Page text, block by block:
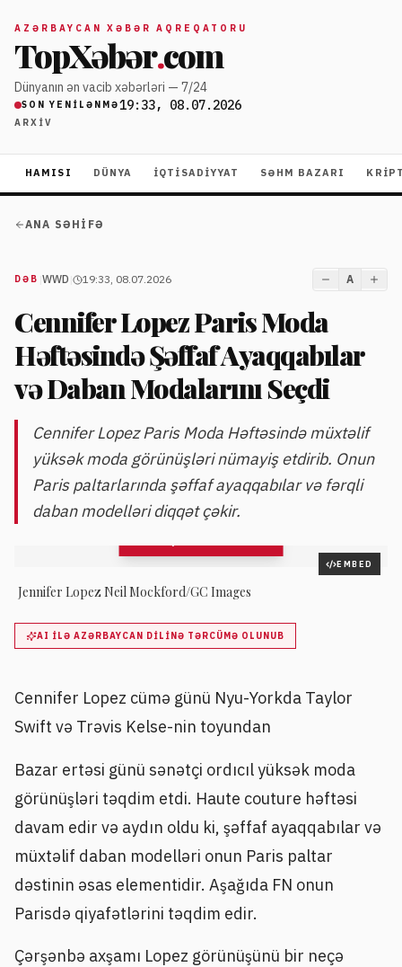
AZƏRBAYCAN XƏBƏR AQREQATORU
TopXəbər.com
Dünyanın ən vacib xəbərləri — 7/24
SON YENILƏNMƏ19:33, 08.07.2026
ARXIV
HAMISI DÜNYA İQTISADIYYAT SƏHM BAZARI
ANA SƏHIFƏ
DƏB WWD 19:33, 08.07.2026 A
Cennifer Lopez Paris Moda
Həftəsində Şəffaf Ayaqqabılar
və Daban Modalarını Seçdi
Cennifer Lopez Paris Moda Həftəsində müxtəlif
yüksək moda görünüşləri nümayiş etdirib. Onun
Paris paltarlarında şəffaf ayaqqabılar və fərqli
daban modelləri diqqət çəkir.
EMBED
Jennifer Lopez Neil Mockford/GC Images
AI ILƏ AZƏRBAYCAN DILINƏ TƏRCÜMƏ OLUNUB
Cennifer Lopez cümə günü Nyu-Yorkda Taylor
Swift və Trəvis Kelse-nin toyundan
Bazar ertəsi günü sənətçi ordıcıl yüksək moda
görünüşləri təqdim etdi. Haute couture həftəsi
davam edir və aydın oldu ki, şəffaf ayaqqabılar və
müxtəlif daban modelləri onun Paris paltar
dəstinin əsas elementidir. Aşağıda FN onun
Parisdə qiyafətlərini təqdim edir.
Çərşənbə axşamı Lopez görünüşünü bir neçə